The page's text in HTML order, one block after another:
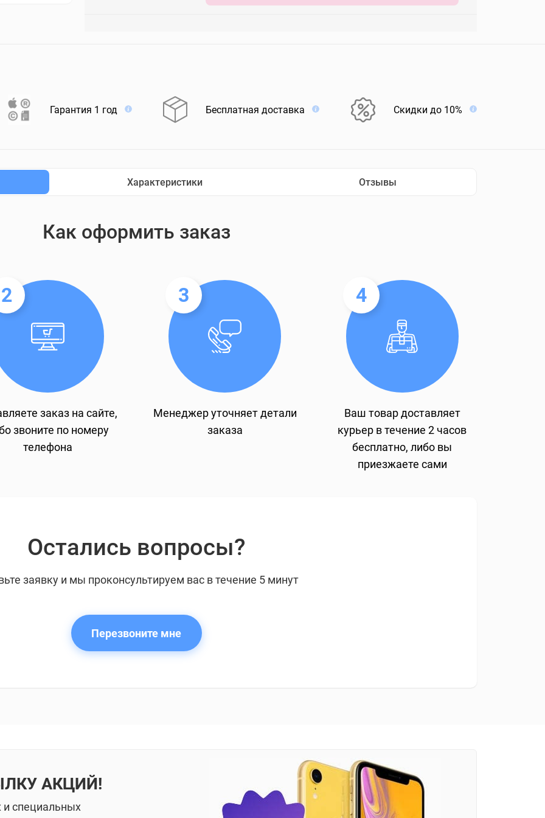
Гарантия 1 год Бесплатная доставка Скидки до 10%
Характеристики Отзывы
Как оформить заказ
2
заказ на сайте,
звоните по номеру
телефона
3
Менеджер уточняет детали
заказа
4
Ваш товар доставляет
курьер в течение 2 часов
бесплатно, либо вы
приезжаете сами
Остались вопросы?
заявку и мы проконсультируем вас в течение 5 минут
Перезвоните мне
АКЦИЙ!
и специальных